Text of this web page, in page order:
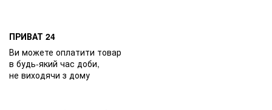
ПРИВАТ 24
Ви можете оплатити товар
в будь-який час доби,
не виходячи з дому